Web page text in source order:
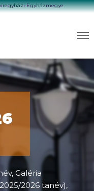
Egyházmegye
, Galéria
2026 tanév),